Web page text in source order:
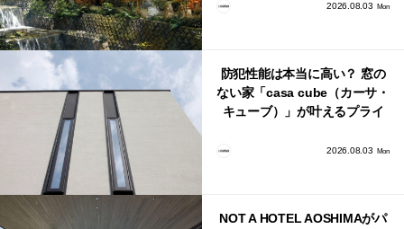
2026.08.03 Mon
防犯性能は本当に高い？ 窓の
ない家「casa cube（カーサ・
キューブ）」が叶えるプライ
2026.08.03 Mon
NOT A HOTEL AOSHIMAがパ